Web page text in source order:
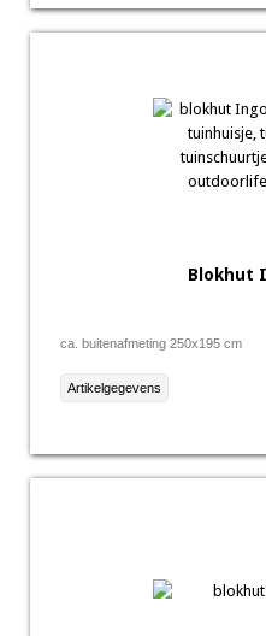
Blokhut
ca. buitenafmeting 250x195 cm
Artikelgegevens